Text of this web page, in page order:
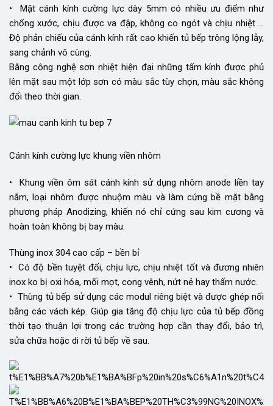
• Mặt cánh kính cường lực dày 5mm có nhiều ưu điểm như
chống xước, chịu được va đập, không co ngót và chịu nhiệt …
Độ phản chiếu của cánh kính rất cao khiến tủ bếp trông lộng lẫy,
sang chảnh vô cùng.
Bằng công nghệ sơn nhiệt hiện đại những tấm kính được phủ
lên mặt sau một lớp sơn có màu sắc tùy chọn, màu sắc không
đổi theo thời gian.
Cánh kính cường lực khung viền nhôm
• Khung viền ôm sát cánh kính sử dụng nhôm anode liền tay
nắm, loại nhôm được nhuộm màu và làm cứng bề mặt bằng
phương pháp Anodizing, khiến nó chỉ cứng sau kim cương và
hoàn toàn không bị bay màu.
Thùng inox 304 cao cấp – bền bỉ
• Có độ bền tuyệt đối, chịu lực, chịu nhiệt tốt và đương nhiên
inox ko bị oxi hóa, mối mọt, cong vênh, nứt nẻ hay thấm nước.
• Thùng tủ bếp sử dụng các modul riêng biệt và được ghép nối
bằng các vách kép. Giúp gia tăng độ chịu lực của tủ bếp đồng
thời tạo thuận lợi trong các trường hợp cần thay đổi, bảo trì,
sửa chữa hoặc di rời tủ bếp về sau.